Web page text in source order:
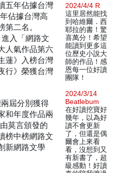
五年佔據台灣
佔據台灣高
二名。
入「網路文
人氣作品第六
蓮》入榜台灣
行》榮獲台灣
屆分別獲得
和年度作品兩
莫言頒發的
榜中榜網路文
新網路文學
2024/4/4 R
這里居然能找
到哈維爾．西
耶拉的書！驚
喜萬分！希望
能讀到更多這
位歷史小說大
師的作品！感
恩每一位好讀
團隊！
2024/3/14
Beatlebum
在好讀挖寶好
幾年，以為好
讀不會更新
了，但還是偶
爾會上來看
看，沒想到又
有新書了，超
級感動！好讀